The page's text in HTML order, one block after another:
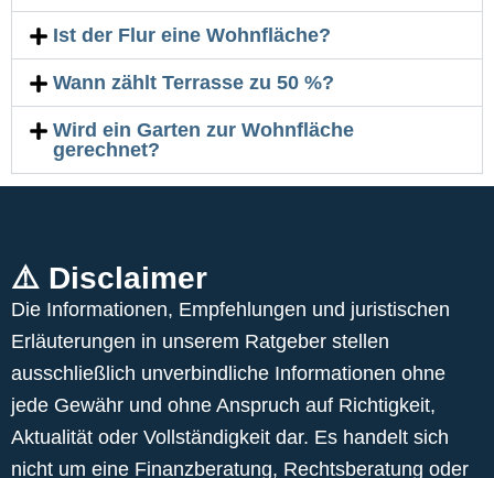
Ist der Flur eine Wohnfläche?
Wann zählt Terrasse zu 50 %?
Wird ein Garten zur Wohnfläche
gerechnet?
⚠️ Disclaimer
Die Informationen, Empfehlungen und juristischen
Erläuterungen in unserem Ratgeber stellen
ausschließlich unverbindliche Informationen ohne
jede Gewähr und ohne Anspruch auf Richtigkeit,
Aktualität oder Vollständigkeit dar. Es handelt sich
nicht um eine Finanzberatung, Rechtsberatung oder